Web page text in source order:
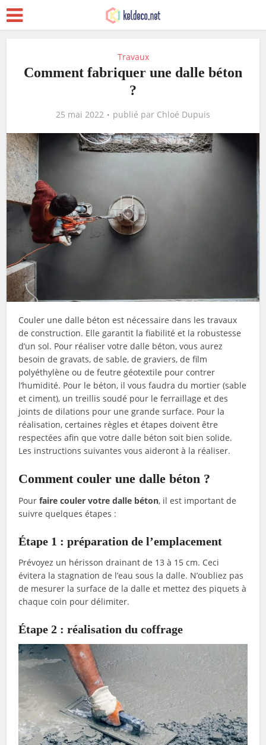
Travaux
Comment fabriquer une dalle béton
?
25 mai 2022 publié par Chloé Dupuis
Couler une dalle béton est nécessaire dans les travaux
de construction. Elle garantit la fiabilité et la robustesse
d’un sol. Pour réaliser votre dalle béton, vous aurez
besoin de gravats, de sable, de graviers, de film
polyéthylène ou de feutre géotextile pour contrer
l’humidité. Pour le béton, il vous faudra du mortier (sable
et ciment), un treillis soudé pour le ferraillage et des
joints de dilations pour une grande surface. Pour la
réalisation, certaines règles et étapes doivent être
respectées afin que votre dalle béton soit bien solide.
Les instructions suivantes vous aideront à la réaliser.
Comment couler une dalle béton ?
Pourfaire couler votre dalle béton, il est important de
suivre quelques étapes :
Étape 1 : préparation de l’emplacement
Prévoyez un hérisson drainant de 13 à 15 cm. Ceci
évitera la stagnation de l’eau sous la dalle. N’oubliez pas
de mesurer la surface de la dalle et mettez des piquets à
chaque coin pour délimiter.
Étape 2 : réalisation du coffrage